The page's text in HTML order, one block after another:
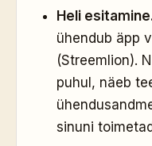
Heli
ühendub äpp
(Streemlion).
puhul, näeb
sinuni